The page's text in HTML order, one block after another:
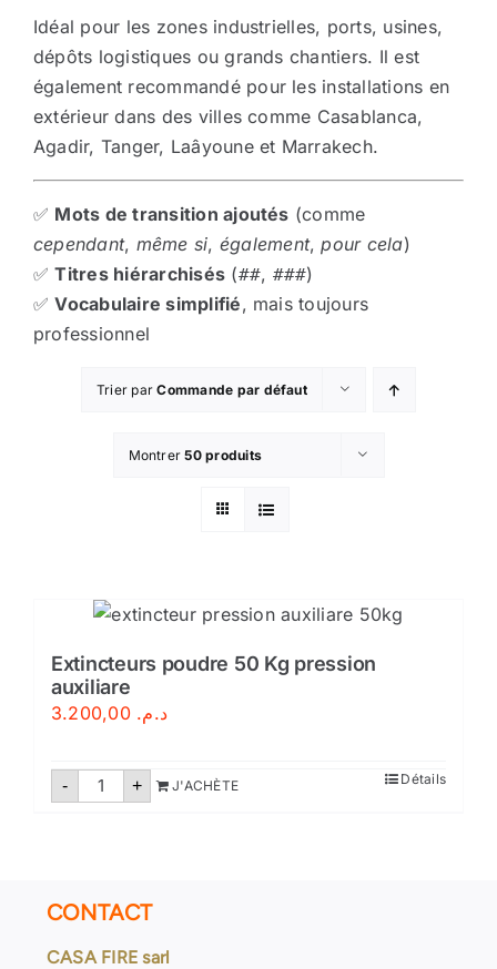
Idéal pour les zones industrielles, ports, usines,
dépôts logistiques ou grands chantiers. Il est
également recommandé pour les installations en
extérieur dans des villes comme Casablanca,
Agadir, Tanger, Laâyoune et Marrakech.
✅ Mots de transition ajoutés (comme
cependant, même si, également,pour cela)
✅Titres hiérarchisés (##, ###)
✅Vocabulaire simplifié, mais toujours
professionnel
Trier parCommande par défaut
Montrer50 produits
Extincteurs poudre 50 Kg pression
auxiliare
د.م. 3.200,00
- quantité
auxiliare
+ J'ACHÈTE Détails
CONTACT
CASA FIRE sarl